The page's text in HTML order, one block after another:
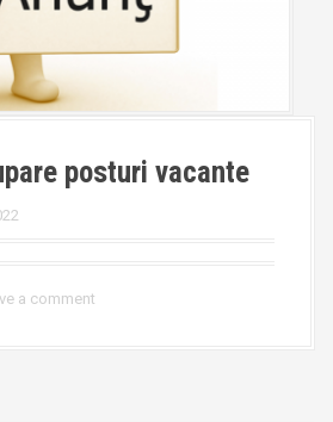
posturi vacante
a comment